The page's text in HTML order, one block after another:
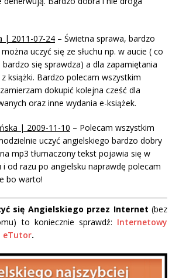
| 2011-07-24 – Świetna sprawa, bardzo
uczyć się ze słuchu np. w aucie ( co
się sprawdza) a dla zapamiętania
książki. Bardzo polecam wszystkim
dokupić kolejna cześć dla
oraz inne wydania e-książek.
| 2009-11-10 – Polecam wszystkim
uczyć angielskiego bardzo dobry
mp3 tłumaczony tekst pojawia się w
i od razu po angielsku naprawdę polecam
bo warto!
się Angielskiego przez Internet (bez
to koniecznie sprawdź: Internetowy
eTutor.